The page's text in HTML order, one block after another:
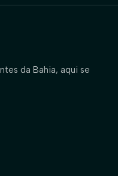
da Bahia, aqui se